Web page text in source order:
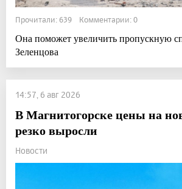
Прочитали: 639 Комментарии: 0
Она поможет увеличить пропускную
Зеленцова
14:57, 6 авг 2026
В Магнитогорске цены на
резко выросли
Новости